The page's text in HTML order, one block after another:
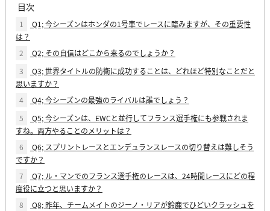
目次
1
Q1; 今シーズンはホンダの1号車でレースに臨みますが、その重要性
は？
2
Q2; その自信はどこから来るのでしょうか？
3
Q3; 世界タイトルの防衛に成功することは、どれほど特別なことだと
思いますか？
4
Q4; 今シーズンの最強のライバルは誰でしょう？
5
Q5; 今シーズンは、EWCと並行してフランス選手権にも参戦されま
すね。両方やることのメリットは？
6
Q6; スプリントレースとエンデュランスレースの切り替えは難しそう
ですか？
7
Q7; ル・マンでのフランス選手権のレースは、24時間レースにどの程
度役に立つと思いますか？
8
Q8; 昨年、チームメイトのジーノ・リアが鈴鹿でひどいクラッシュを